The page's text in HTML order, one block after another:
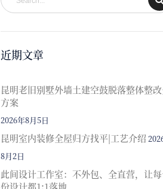
近期文章
昆明老旧别墅外墙土建空鼓脱落整体整
方案
2026年8月5日
昆明室内装修全屋归方找平|工艺介绍
8月2日
此间设计工作室：不外包、全直营，让
份设计都1:1落地